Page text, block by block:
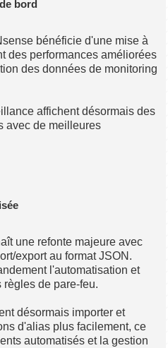
bord
bénéficie d'une mise à
des performances améliorées
des données de monitoring
affichent désormais des
avec de meilleures
une refonte majeure avec
export au format JSON.
l'automatisation et
de pare-feu.
désormais importer et
d'alias plus facilement, ce
automatisés et la gestion